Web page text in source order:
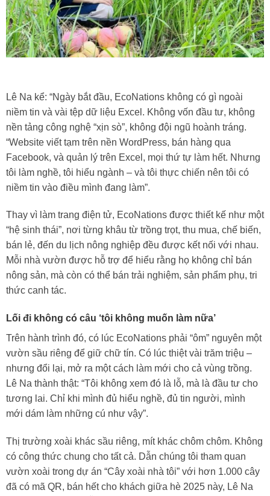
Lê Na kể: “Ngày bắt đầu, EcoNations không có gì ngoài
niềm tin và vài tệp dữ liệu Excel. Không vốn đầu tư, không
nền tảng công nghệ “xịn sò”, không đội ngũ hoành tráng.
“Website viết tạm trên nền WordPress, bán hàng qua
Facebook, và quản lý trên Excel, mọi thứ tự làm hết. Nhưng
tôi làm nghề, tôi hiểu ngành – và tôi thực chiến nên tôi có
niềm tin vào điều mình đang làm”.
Thay vì làm trang điện tử, EcoNations được thiết kế như một
“hệ sinh thái”, nơi từng khâu từ trồng trọt, thu mua, chế biến,
bán lẻ, đến du lịch nông nghiệp đều được kết nối với nhau.
Mỗi nhà vườn được hỗ trợ để hiểu rằng họ không chỉ bán
nông sản, mà còn có thể bán trải nghiệm, sản phẩm phụ, tri
thức canh tác.
Lối đi không có câu ‘tôi không muốn làm nữa’
Trên hành trình đó, có lúc EcoNations phải “ôm” nguyên một
vườn sầu riêng để giữ chữ tín. Có lúc thiệt vài trăm triệu –
nhưng đổi lại, mở ra một cách làm mới cho cả vùng trồng.
Lê Na thành thật: “Tôi không xem đó là lỗ, mà là đầu tư cho
tương lai. Chỉ khi mình đủ hiểu nghề, đủ tin người, mình
mới dám làm những cú như vậy”.
Thị trường xoài khác sầu riêng, mít khác chôm chôm. Không
có công thức chung cho tất cả. Dẫn chúng tôi tham quan
vườn xoài trong dự án “Cây xoài nhà tôi” với hơn 1.000 cây
đã có mã QR, bán hết cho khách giữa hè 2025 này, Lê Na